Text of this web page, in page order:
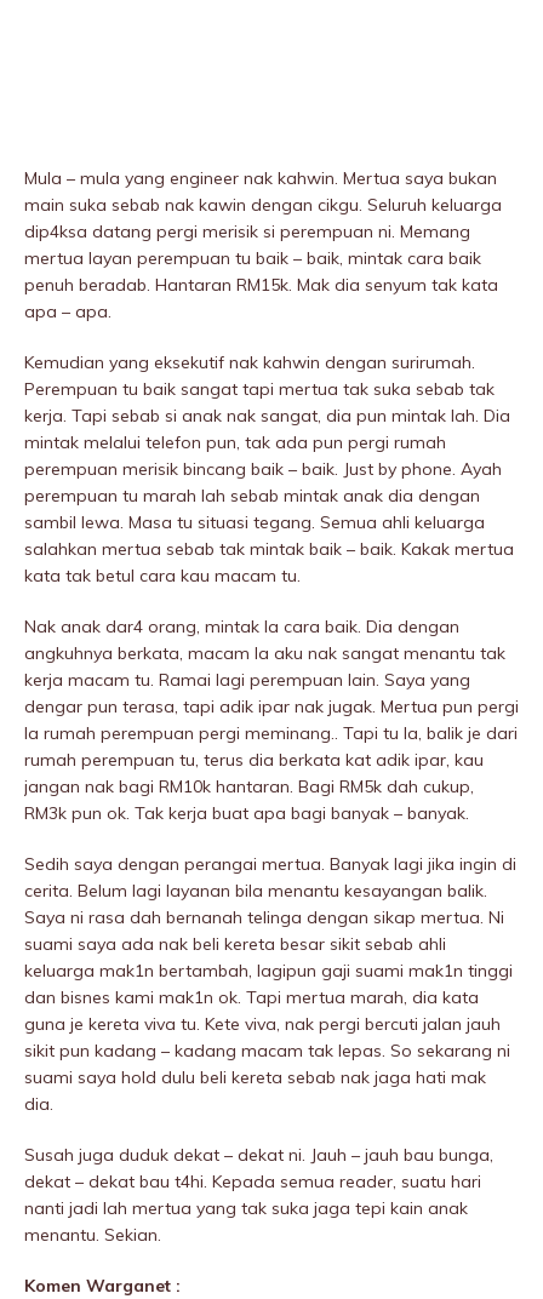
Mula – mula yang engineer nak kahwin. Mertua saya bukan
main suka sebab nak kawin dengan cikgu. Seluruh keluarga
dip4ksa datang pergi merisik si perempuan ni. Memang
mertua layan perempuan tu baik – baik, mintak cara baik
penuh beradab. Hantaran RM15k. Mak dia senyum tak kata
apa – apa.
Kemudian yang eksekutif nak kahwin dengan surirumah.
Perempuan tu baik sangat tapi mertua tak suka sebab tak
kerja. Tapi sebab si anak nak sangat, dia pun mintak lah. Dia
mintak melalui telefon pun, tak ada pun pergi rumah
perempuan merisik bincang baik – baik. Just by phone. Ayah
perempuan tu marah lah sebab mintak anak dia dengan
sambil lewa. Masa tu situasi tegang. Semua ahli keluarga
salahkan mertua sebab tak mintak baik – baik. Kakak mertua
kata tak betul cara kau macam tu.
Nak anak dar4 orang, mintak la cara baik. Dia dengan
angkuhnya berkata, macam la aku nak sangat menantu tak
kerja macam tu. Ramai lagi perempuan lain. Saya yang
dengar pun terasa, tapi adik ipar nak jugak. Mertua pun pergi
la rumah perempuan pergi meminang.. Tapi tu la, balik je dari
rumah perempuan tu, terus dia berkata kat adik ipar, kau
jangan nak bagi RM10k hantaran. Bagi RM5k dah cukup,
RM3k pun ok. Tak kerja buat apa bagi banyak – banyak.
Sedih saya dengan perangai mertua. Banyak lagi jika ingin di
cerita. Belum lagi layanan bila menantu kesayangan balik.
Saya ni rasa dah bernanah telinga dengan sikap mertua. Ni
suami saya ada nak beli kereta besar sikit sebab ahli
keluarga mak1n bertambah, lagipun gaji suami mak1n tinggi
dan bisnes kami mak1n ok. Tapi mertua marah, dia kata
guna je kereta viva tu. Kete viva, nak pergi bercuti jalan jauh
sikit pun kadang – kadang macam tak lepas. So sekarang ni
suami saya hold dulu beli kereta sebab nak jaga hati mak
dia.
Susah juga duduk dekat – dekat ni. Jauh – jauh bau bunga,
dekat – dekat bau t4hi. Kepada semua reader, suatu hari
nanti jadi lah mertua yang tak suka jaga tepi kain anak
menantu. Sekian.
Komen Warganet :